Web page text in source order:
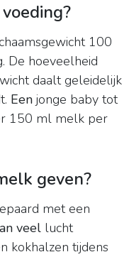
100
De hoeveelheid
daalt geleidelijk
Een jonge baby tot
150 ml melk per
geven?
met een
veel lucht
kokhalzen tijdens